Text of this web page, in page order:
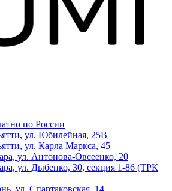
по России
ул. Юбилейная, 25В
ул. Карла Маркса, 45
ул. Антонова-Овсеенко, 20
ул. Дыбенко, 30, секция 1-86 (ТРК
ул. Спартаковская, 14